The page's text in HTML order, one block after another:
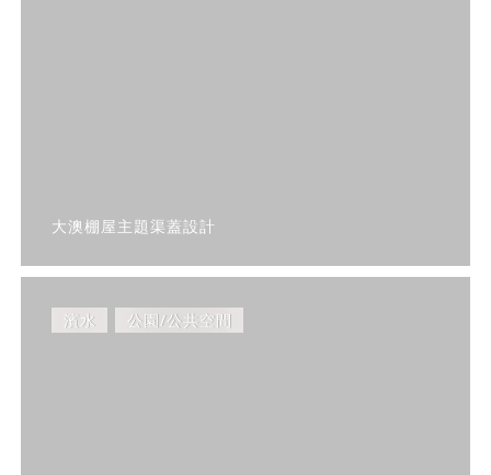
大澳棚屋主題渠蓋設計
濱水 公園/公共空間